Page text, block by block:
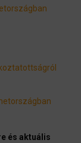
és aktuális